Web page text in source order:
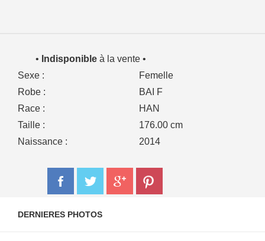
• Indisponible à la vente •
Sexe :
Femelle
Robe :
BAI F
Race :
HAN
Taille :
176.00 cm
Naissance :
2014
DERNIERES PHOTOS